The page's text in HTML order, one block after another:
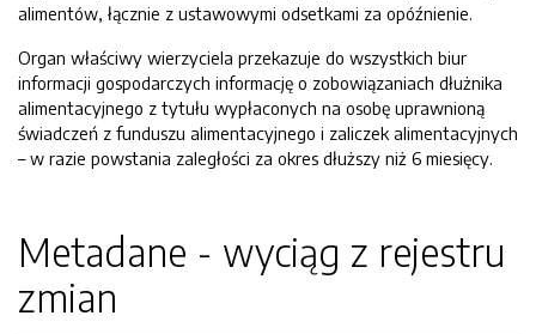
alimentów, łącznie z ustawowymi odsetkami za opóźnienie.
Organ właściwy wierzyciela przekazuje do wszystkich biur
informacji gospodarczych informację o zobowiązaniach dłużnika
alimentacyjnego z tytułu wypłaconych na osobę uprawnioną
świadczeń z funduszu alimentacyjnego i zaliczek alimentacyjnych
– w razie powstania zaległości za okres dłuższy niż 6 miesięcy.
Metadane - wyciąg z rejestru
zmian